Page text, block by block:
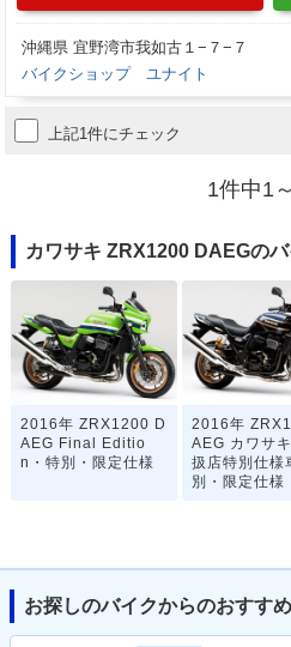
沖縄県 宜野湾市我如古１−７−７
バイクショップ ユナイト
上記1件にチェック
1件中1
カワサキ ZRX1200 DAEGの
2016年 ZRX1200 D
AEG Final Editio
n・特別・限定仕様
2016年
AEG カワサ
扱店特別仕様
別・限定仕様
お探しのバイクからのおすすめ